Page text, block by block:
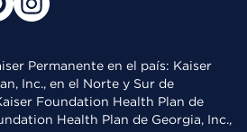
Permanente en el país: Kaiser
Inc., en el Norte y Sur de
Foundation Health Plan de
Health Plan de Georgia, Inc.,